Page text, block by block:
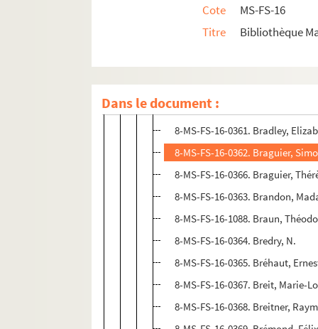
Cote
MS-FS-16
Titre
Bibliothèque
Dans le document :
8-MS-FS-16-0357. Boutrolle,
8-MS-FS-16-0360. Boyer, Amélie
8-MS-FS-16-0361. Bradley,
8-MS-FS-16-0362. Braguier,
8-MS-FS-16-0366. Braguier,
8-MS-FS-16-0363. Brandon,
8-MS-FS-16-1088. Braun,
8-MS-FS-16-0364. Bredry, N.
8-MS-FS-16-0365. Bréhaut,
8-MS-FS-16-0367. Breit, Marie-
8-MS-FS-16-0368. Breitner,